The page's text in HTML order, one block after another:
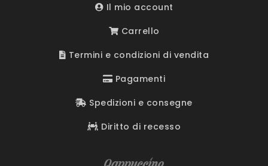
Il mio account
Carrello
Termini e condizioni di vendita
Pagamenti
Spedizioni e consegne
Diritto di recesso